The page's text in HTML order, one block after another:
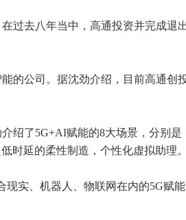
过去八年当中，高通投资并完成退
的公司。据沈劲介绍，目前高通创
绍了5G+AI赋能的8大场景，分别
时延的柔性制造，个性化虚拟助理。
实、机器人、物联网在内的5G赋